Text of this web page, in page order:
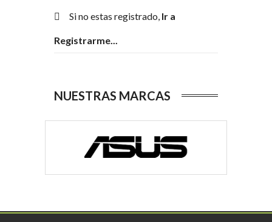
Si no estas registrado, Ir a
Registrarme...
NUESTRAS MARCAS